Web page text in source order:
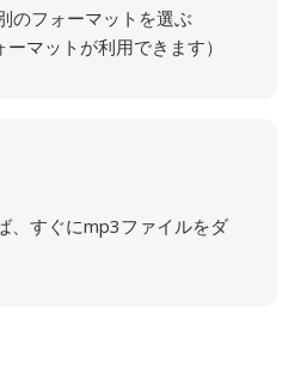
のフォーマットを選ぶ
ーマットが利用できます）
、すぐにmp3ファイルをダ